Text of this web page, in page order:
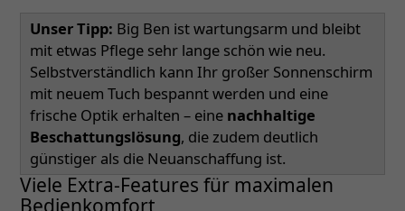
Unser Tipp: Big Ben ist wartungsarm und bleibt
mit etwas Pflege sehr lange schön wie neu.
Selbstverständlich kann Ihr großer Sonnenschirm
mit neuem Tuch bespannt werden und eine
frische Optik erhalten – eine nachhaltige
Beschattungslösung, die zudem deutlich
günstiger als die Neuanschaffung ist.
Viele Extra-Features für maximalen
Bedienkomfort